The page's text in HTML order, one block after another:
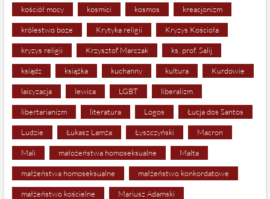
kościół mocy kosmici kosmos kreacjonizm
królestwo boze Krytyka religii Kryzys Kościoła
kryzys religii Krzysztof Marczak ks. prof. Salij
ksiądz książka kuchanny kultura Kurdowie
laicyzacja lewica LGBT liberalizm
libertarianizm literatura Logos Łucja dos Santos
Ludzie Łukasz Lamża Łyszczyński Macron
Mali małożeństwa homoseksualne Malta
małżeństwa homoseksualne małżeństwo konkordatowe
małżeństwo kościelne Mariusz Adamski